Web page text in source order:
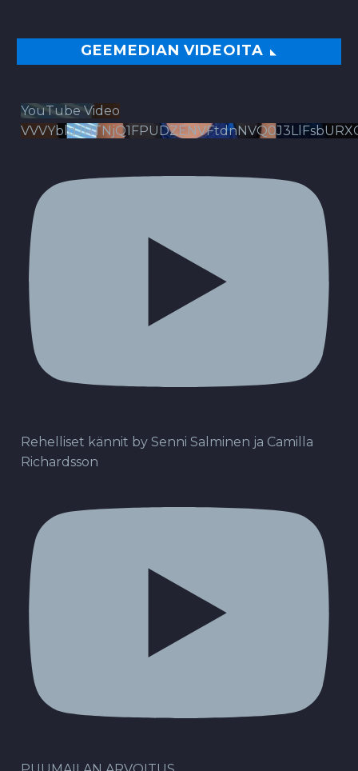
GEEMEDIAN VIDEOITA
YouTube Video
Rehelliset kännit by Senni Salminen ja Camilla
Richardsson